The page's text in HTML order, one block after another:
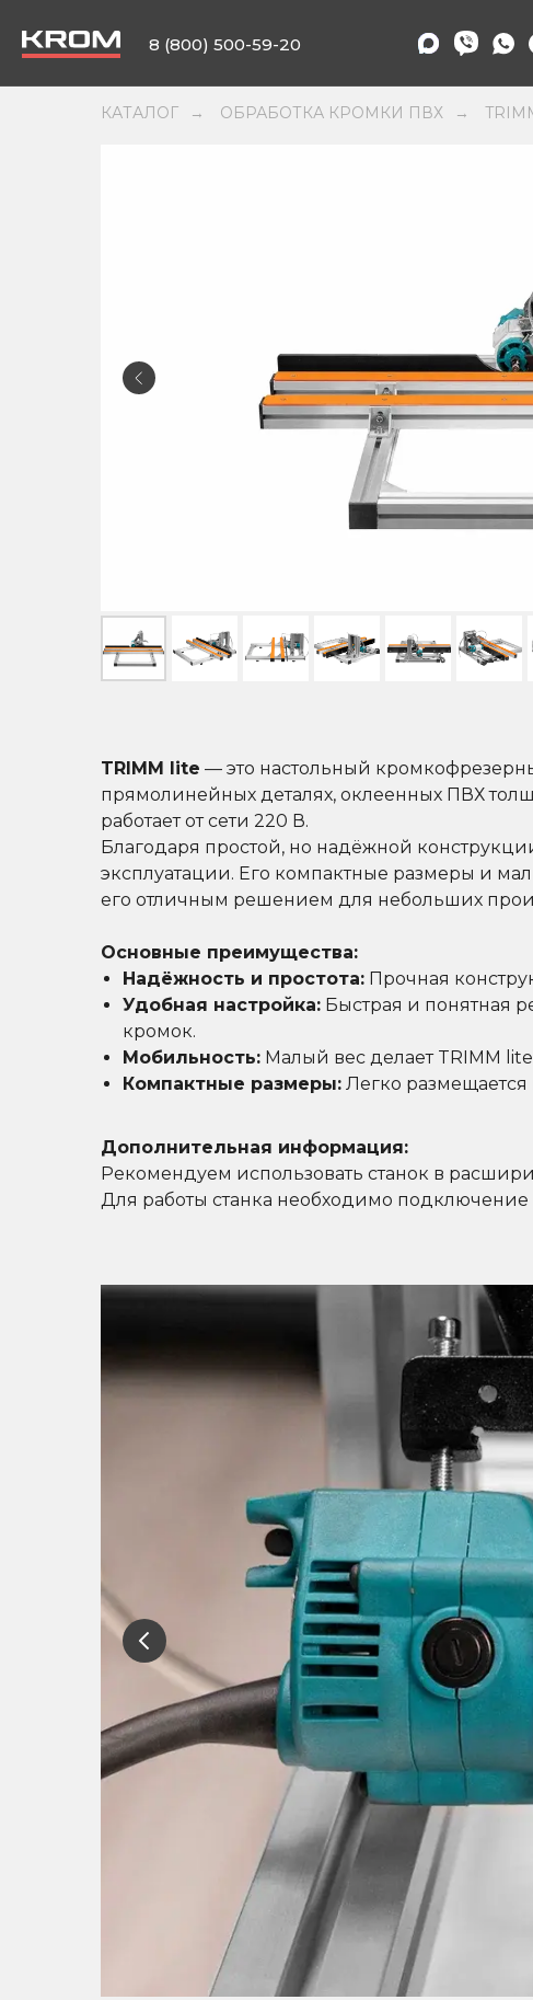
8 (800) 500-59-20
КАТАЛОГ → ОБРАБОТКА КРОМКИ ПВХ →
TRIMM lite — это настольный
прямолинейных деталях, оклеенных ПВХ
работает от сети 220 В.
Благодаря простой, но надёжной
эксплуатации. Его компактные размеры и
его отличным решением для небольших
Основные преимущества:
Надёжность и простота: Прочная
Удобная настройка: Быстрая и понятная
кромок.
Мобильность: Малый вес делает TRIMM
Компактные размеры: Легко размещается
Дополнительная информация:
Рекомендуем использовать станок в
Для работы станка необходимо